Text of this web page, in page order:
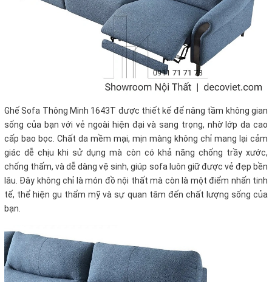
Ghế Sofa Thông Minh 1643T được thiết kế để nâng tầm không gian
sống của bạn với vẻ ngoài hiện đại và sang trọng, nhờ lớp da cao
cấp bao bọc. Chất da mềm mại, mịn màng không chỉ mang lại cảm
giác dễ chịu khi sử dụng mà còn có khả năng chống trầy xước,
chống thấm, và dễ dàng vệ sinh, giúp sofa luôn giữ được vẻ đẹp bền
lâu. Đây không chỉ là món đồ nội thất mà còn là một điểm nhấn tinh
tế, thể hiện gu thẩm mỹ và sự quan tâm đến chất lượng sống của
bạn.